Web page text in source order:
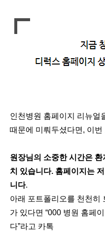
인천병원 홈페이지 리뉴얼
때문에 미뤄두셨다면, 이
원장님의 소중한 시간은
치 있습니다. 홈페이지는
니다.
아래 포트폴리오를 천천히
가 있다면 “000 병원 홈페
다”라고 카톡